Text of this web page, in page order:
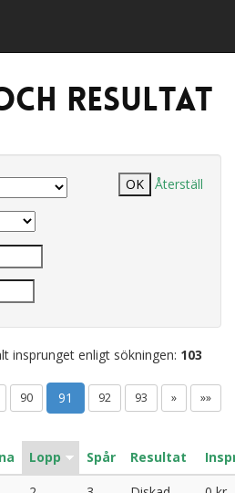
resultat
Återställ
enligt sökningen: 103
90 91 92 93 » »»
Lopp Spår Resultat